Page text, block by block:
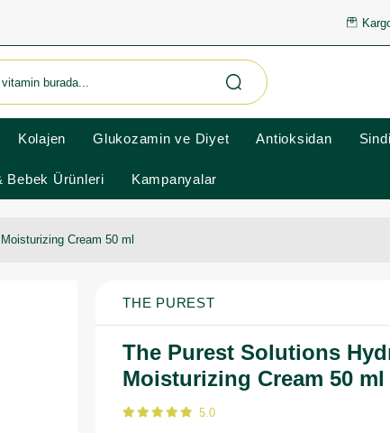
Kolajen Glukozamin ve Diyet Antioksidan
Bebek Ürünleri Kampanyalar
Cream 50 ml
THE PUREST
The Purest Solutions
Moisturizing Cream 50 ml
5.0